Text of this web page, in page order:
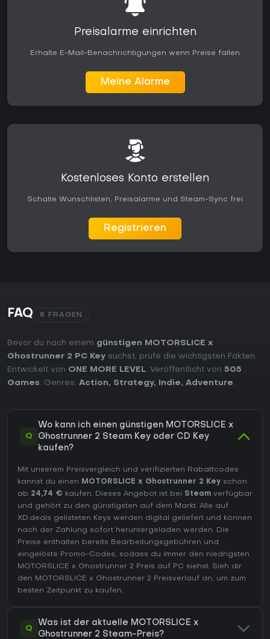
Preisalarme einrichten
Erhalte E-Mail-Benachrichtigungen wenn Preise fallen
Meine Alarme
Kostenloses Konto erstellen
Schalte Wunschlisten, Preisalarme und Steam-Sync frei
Registrieren
FAQ 8 FRAGEN
Bevor du nach einem günstigen MOTORSLICE x
Ghostrunner 2 PC Key suchst, prüfe die wichtigsten Fakten.
Entwickelt von ONE MORE LEVEL. Veröffentlicht von 505
Games. Genres: Action, Strategy, Indie, Adventure.
Q
Wo kann ich einen günstigen MOTORSLICE x
Ghostrunner 2 Steam Key oder CD Key
kaufen?
Mit unserem Preisvergleich und verifizierten Rabattcodes
kannst du einen MOTORSLICE x Ghostrunner 2 Key schon
ab 24,74 € kaufen. Dieses Angebot ist bei Steam verfügbar
und gehört zu den günstigsten auf dem Markt. Alle auf
XD.deals gelisteten Keys werden digital geliefert und können
nach der Zahlung sofort heruntergeladen werden. Die
Preise enthalten bereits Bearbeitungsgebühren und
eingelöste Promo-Codes, sodass du immer den niedrigsten
MOTORSLICE x Ghostrunner 2 Preis auf PC siehst. Sieh dir
den MOTORSLICE x Ghostrunner 2 Preisverlauf an, um zum
besten Zeitpunkt zu kaufen.
Q
Was ist der aktuelle MOTORSLICE x
Ghostrunner 2 Steam-Preis?